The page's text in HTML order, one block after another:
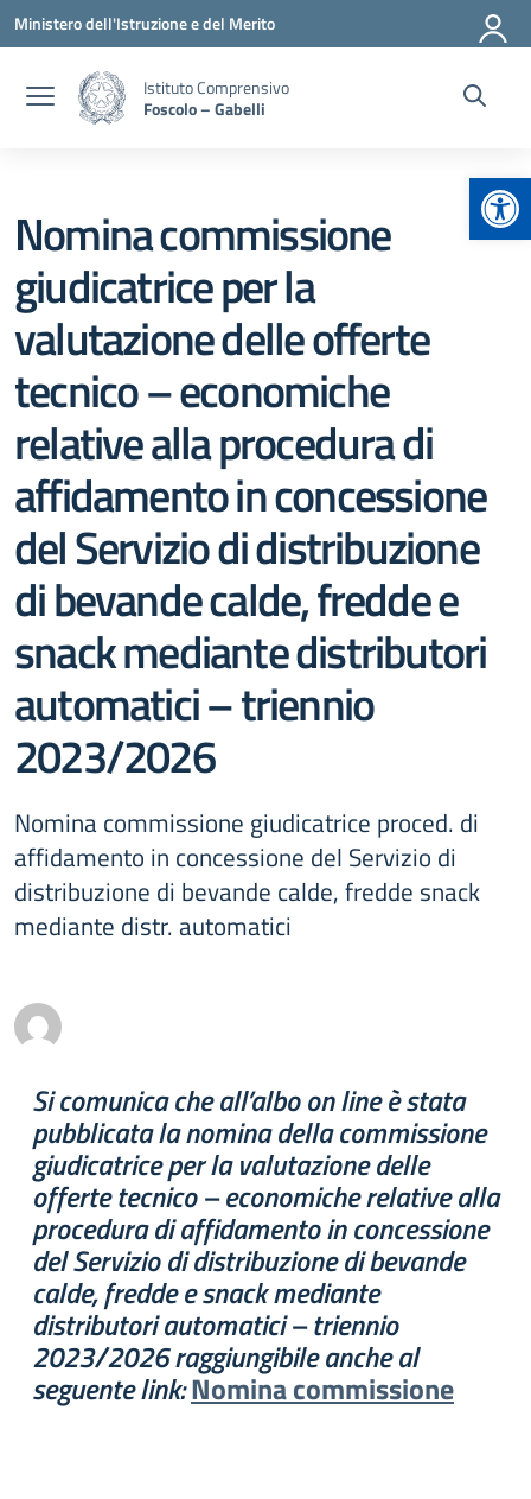
Vai ai contenuti
Vai al menu di navigazione
Vai al footer
Ministero dell'Istruzione e del Merito
Istituto Comprensivo
Foscolo – Gabelli
Nomina commissione
giudicatrice per la
valutazione delle offerte
tecnico – economiche
relative alla procedura di
affidamento in concessione
del Servizio di distribuzione
di bevande calde, fredde e
snack mediante distributori
automatici – triennio
2023/2026
Nomina commissione giudicatrice proced. di
affidamento in concessione del Servizio di
distribuzione di bevande calde, fredde snack
mediante distr. automatici
Si comunica che all’albo on line è stata
pubblicata la nomina della commissione
giudicatrice per la valutazione delle
offerte tecnico – economiche relative alla
procedura di affidamento in concessione
del Servizio di distribuzione di bevande
calde, fredde e snack mediante
distributori automatici – triennio
2023/2026 raggiungibile anche al
seguente link:Nomina commissione